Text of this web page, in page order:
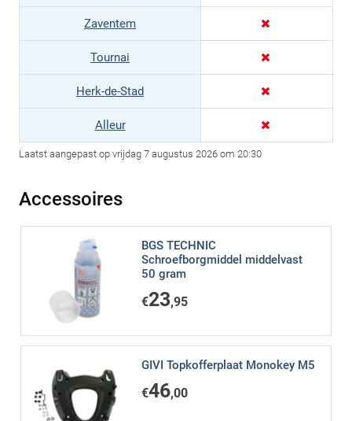
Zaventem
Tournai
Herk-de-Stad
Alleur
Laatst aangepast op vrijdag 7 augustus 2026 om 20:30
Accessoires
BGS TECHNIC
Schroefborgmiddel middelvast
50 gram
€23,95
GIVI Topkofferplaat Monokey M5
€46,00